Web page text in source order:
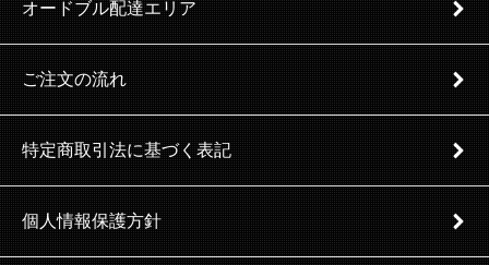
オードブル配達エリア
ご注文の流れ
特定商取引法に基づく表記
個人情報保護方針